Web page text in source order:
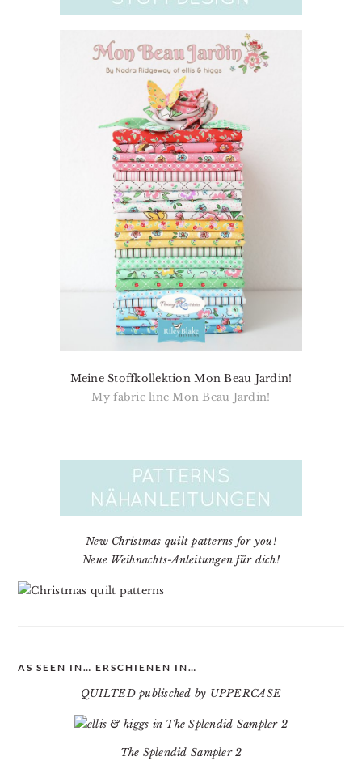
Meine Stoffkollektion Mon Beau Jardin!
My fabric line Mon Beau Jardin!
New Christmas quilt patterns for you!
Neue Weihnachts-Anleitungen für dich!
AS SEEN IN… ERSCHIENEN IN…
QUILTED publisched by UPPERCASE
The Splendid Sampler 2